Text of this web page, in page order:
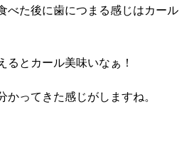
べた後に歯につまる感じはカール
るとカール美味いなぁ！
かってきた感じがしますね。